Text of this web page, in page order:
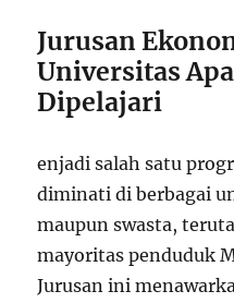
Jurusan
Universitas
Dipelajari
enjadi salah satu
diminati di berbagai
maupun swasta,
mayoritas penduduk
Jurusan ini